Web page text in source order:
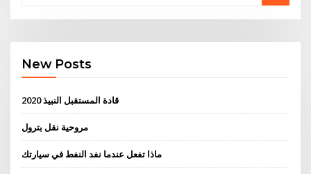
New Posts
قادة المستقبل النبيذ 2020
مروحية نقل بترول
ماذا تفعل عندما نفد النفط في سيارتك